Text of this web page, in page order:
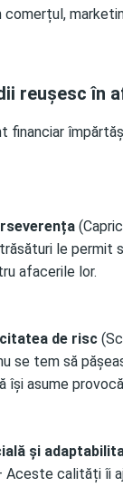
reușesc în
financiar
le permit
afacerile lor.
de risc
se tem să
își asume
și
Aceste calități îi